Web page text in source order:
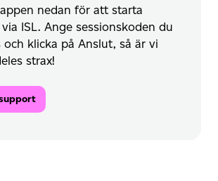
nedan för att starta
ISL. Ange sessionskoden du
klicka på Anslut, så är vi
strax!